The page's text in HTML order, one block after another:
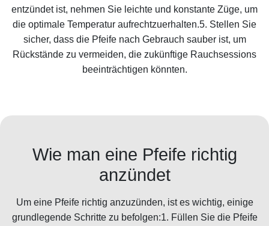
entzündet ist, nehmen Sie leichte und konstante Züge, um
die optimale Temperatur aufrechtzuerhalten.5. Stellen Sie
sicher, dass die Pfeife nach Gebrauch sauber ist, um
Rückstände zu vermeiden, die zukünftige Rauchsessions
beeinträchtigen könnten.
Wie man eine Pfeife richtig
anzündet
Um eine Pfeife richtig anzuzünden, ist es wichtig, einige
grundlegende Schritte zu befolgen:1. Füllen Sie die Pfeife